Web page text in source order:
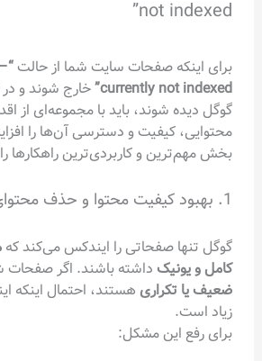
not indexed”
برای اینکه صفحات سایت شما از حالت
currently not indexed” خارج شوند و
گوگل دیده شوند، باید با مجموعه‌ای از
محتوایی، کیفیت و دسترسی آن‌ها را
بخش مهم‌ترین و کاربردی‌ترین راهکارها
1. بهبود کیفیت محتوا و حذف محتوای کم‌ارزش
گوگل تنها صفحاتی را ایندکس می‌کند که
کامل و یونیک داشته باشند. اگر صفحات
ضعیف یا تکراری هستند، احتمال اینکه
زیاد است.
برای رفع این مشکل: